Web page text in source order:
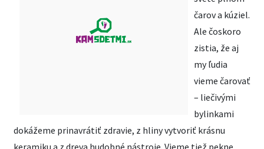
čarov a kúziel.
Ale čoskoro
zistia, že aj
my ľudia
vieme čarovať
– liečivými
bylinkami
dokážeme prinavrátiť zdravie, z hliny vytvoriť krásnu
keramiku a z dreva hudobné nástroje. Vieme tiež pekne